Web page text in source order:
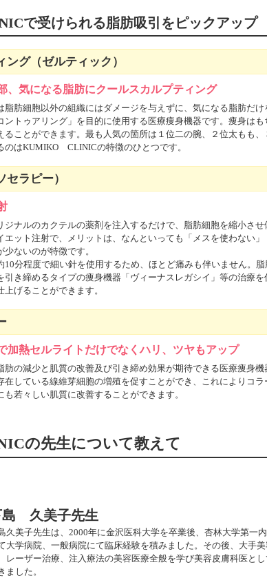
で受けられる脂肪吸引をピックアップ
グ（ゼルティック）
、気になる脂肪にクールスカルプティング
脂肪細胞以外の組織にはダメージを与えずに、気になる脂肪だ
ントゥアリング」を目的に使用する医療痩身機器です。痩身は
ることができます。最も人気の箇所は１位二の腕、２位太もも
のはKUMIKO CLINICの特徴のひとつです。
ラピー）
ジナルのカクテルの薬剤を注入するだけで、脂肪細胞を縮小さ
エット注射で、メリットは、なんといっても「メスを使わない」
ないのが特徴です。
10分程度で細い針を使用するため、ほとど痛みも伴いません。
引き締めるタイプの痩身機器「ヴィーナスレガシイ」等の治療を
げることができます。
加熱セルライトだけでなくハリ、ツヤもアップ
肪の減少と肌質の改善及び引き締め効果が期待できる医療痩身
在している線維芽細胞の増殖を促すことができ、これによりコ
若々しい肌質に改善することができます。
の先生について教えて
島 久美子先生
久美子先生は、2000年に金沢医科大学を卒業後、杏林大学第一
大学病院、一般病院にて臨床経験を積みました。その後、大手
レーザー治療、注入療法の美容医療全般を学び美容皮膚科医と
ました。